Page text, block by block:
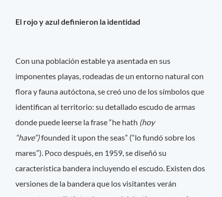
El rojo y azul definieron la identidad
Con una población estable ya asentada en sus
imponentes playas, rodeadas de un entorno natural con
flora y fauna autóctona, se creó uno de los símbolos que
identifican al territorio: su detallado escudo de armas
donde puede leerse la frase “he hath (hoy
“have”)founded it upon the seas” (“lo fundó sobre los
mares”). Poco después, en 1959, se diseñó su
característica bandera incluyendo el escudo. Existen dos
versiones de la bandera que los visitantes verán